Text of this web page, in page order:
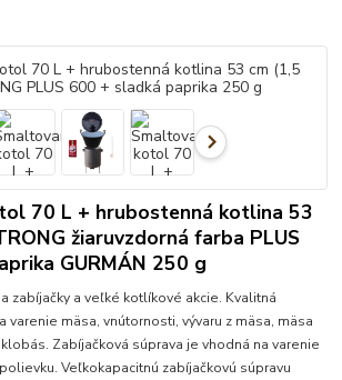
70 L + hrubostenná kotlina 53
žiaruvzdorná farba PLUS
GURMÁN 250 g
zabíjačky a veľké kotlíkové akcie. Kvalitná
varenie mäsa, vnútornosti, vývaru z mäsa, mäsa
Zabíjačková súprava je vhodná na varenie
Veľkokapacitnú zabíjačkovú súpravu